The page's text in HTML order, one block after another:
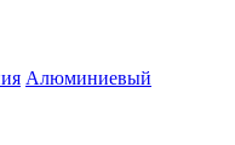
Алюминиевый